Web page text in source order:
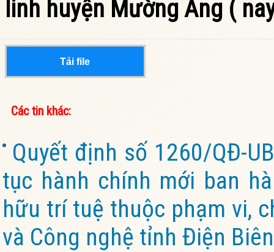
linh huyện Mường Ảng (
Tải file
Các tin khác:
Quyết định số 1260/QĐ-
tục hành chính mới ban
hữu trí tuệ thuộc phạm vi,
và Công nghệ tỉnh Điện Biên